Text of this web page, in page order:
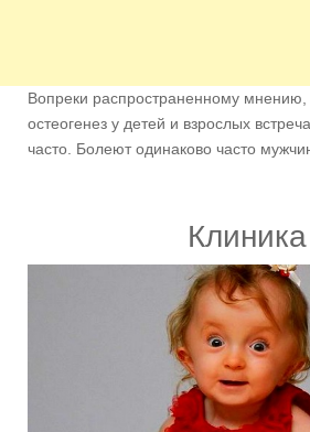
Вопреки распространенному
остеогенез у детей и взрослых
часто. Болеют одинаково часто
Клиника